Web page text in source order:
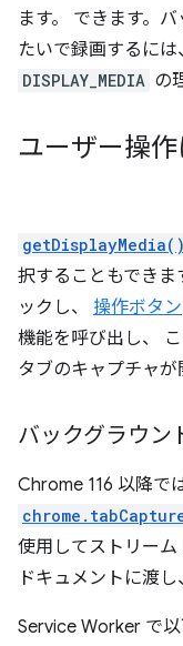
ます。 できます。
たいで録画するには
DISPLAY_MEDIA の
ユーザー操
getDisplayMedia()
択することもできま
ックし、 操作ボタン
機能を呼び出し、
タブのキャプチャが
バックグラウン
Chrome 116 以降で
使用してストリー
ドキュメントに渡し
Service Worker で以